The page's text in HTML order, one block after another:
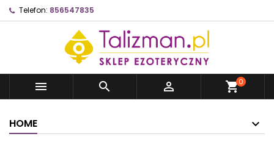
Telefon: 856547835
   shopping_cart0
HOME